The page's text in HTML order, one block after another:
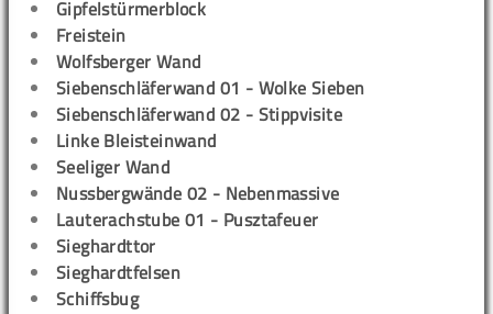
Gipfelstürmerblock
Freistein
Wolfsberger Wand
Siebenschläferwand 01 - Wolke Sieben
Siebenschläferwand 02 - Stippvisite
Linke Bleisteinwand
Seeliger Wand
Nussbergwände 02 - Nebenmassive
Lauterachstube 01 - Pusztafeuer
Sieghardttor
Sieghardtfelsen
Schiffsbug